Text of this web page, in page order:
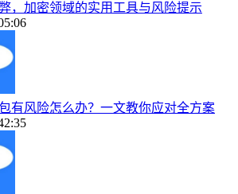
，加密领域的实用工具与风险提示
有风险怎么办？一文教你应对全方案